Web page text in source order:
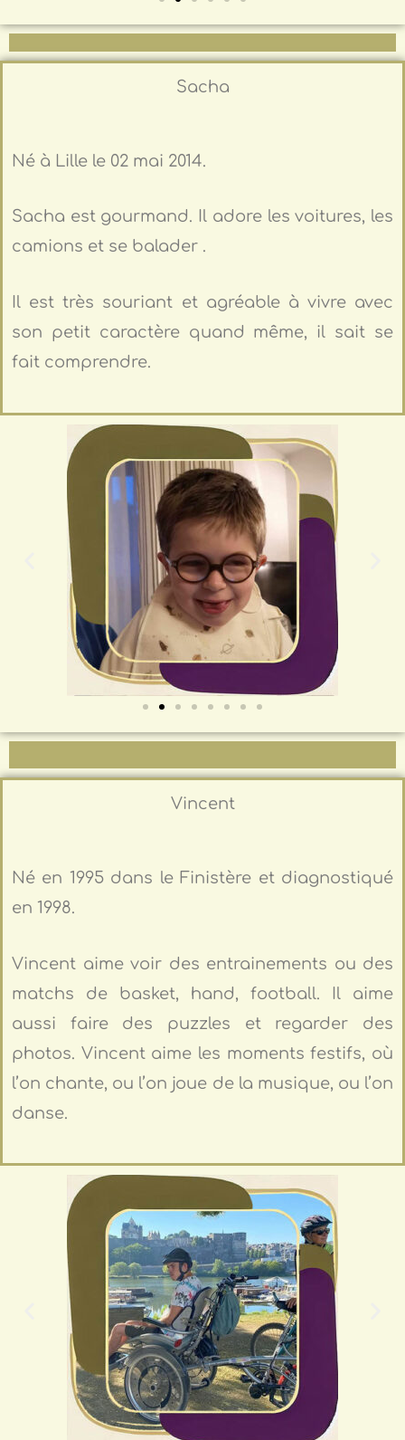
Sacha
Né à Lille le 02 mai 2014.
Sacha est gourmand. Il adore les voitures, les
camions et se balader .
Il est très souriant et agréable à vivre avec
son petit caractère quand même, il sait se
fait comprendre.
Vincent
Né en 1995 dans le Finistère et diagnostiqué
en 1998.
Vincent aime voir des entrainements ou des
matchs de basket, hand, football. Il aime
aussi faire des puzzles et regarder des
photos. Vincent aime les moments festifs, où
l’on chante, ou l’on joue de la musique, ou l’on
danse.